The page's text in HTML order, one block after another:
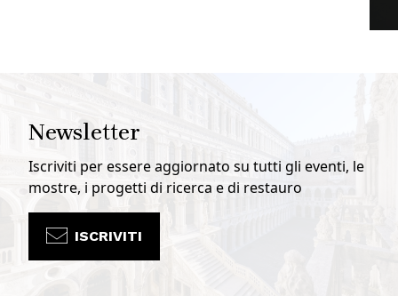
Newsletter
Iscriviti per essere aggiornato su tutti gli eventi, le
mostre, i progetti di ricerca e di restauro
ISCRIVITI